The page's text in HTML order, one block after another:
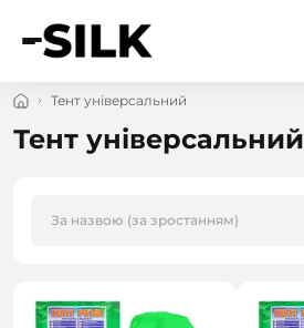
Тент універсальний
Тент універсальний